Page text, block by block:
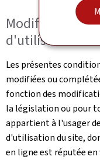
Modification
d'utilisation
Les présentes
modifiées ou
fonction des
la législation ou pour
appartient à l'usager
d'utilisation du site,
en ligne est réputée